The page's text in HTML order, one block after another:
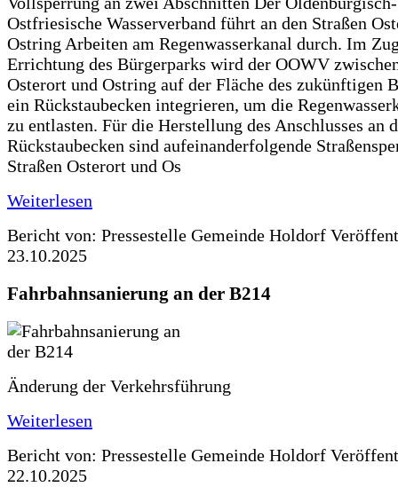
Ostfriesische Wasserverband führt an den Straßen
Ostring Arbeiten am Regenwasserkanal durch. Im
Errichtung des Bürgerparks wird der OOWV
Osterort und Ostring auf der Fläche des zukünftigen
ein Rückstaubecken integrieren, um die
zu entlasten. Für die Herstellung des Anschlusses an
Rückstaubecken sind aufeinanderfolgende
Straßen Osterort und Os
Weiterlesen
Bericht von: Pressestelle Gemeinde Holdorf
23.10.2025
Fahrbahnsanierung an der B214
Änderung der Verkehrsführung
Weiterlesen
Bericht von: Pressestelle Gemeinde Holdorf
22.10.2025